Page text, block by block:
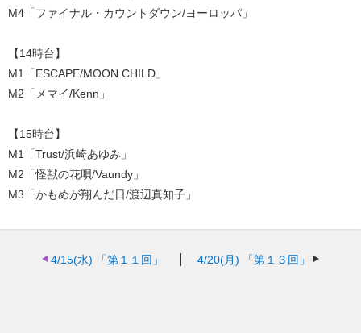
M4「ファイナル・カウントダウン/ヨーロッパ」
【14時台】
M1「ESCAPE/MOON CHILD」
M2「メマイ/Kenn」
【15時台】
M1「Trust/浜崎あゆみ」
M2「怪獣の花唄/Vaundy」
M3「かもめが翔んだ日/渡辺真知子」
4/15(水) 「第１１回」 4/20(月) 「第１３回」